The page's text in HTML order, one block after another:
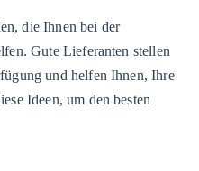
die Ihnen bei der
Gute Lieferanten stellen
und helfen Ihnen, Ihre
Ideen, um den besten